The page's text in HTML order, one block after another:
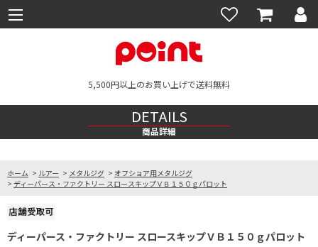
5,500円以上のお買い上げで送料無料
DETAILS
商品詳細
ホーム > ルアー > メタルジグ > オフショア用メタルジグ
> ディーパース・ファクトリー スロースキップＶＢ１５０ｇパロット
ディーパース・ファクトリー スロースキップＶＢ１５０ｇパロット